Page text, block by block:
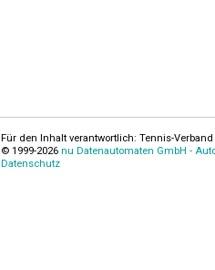
Für den Inhalt verantwortlich: Tennis-
© 1999-2026 nu Datenautomaten GmbH -
Datenschutz